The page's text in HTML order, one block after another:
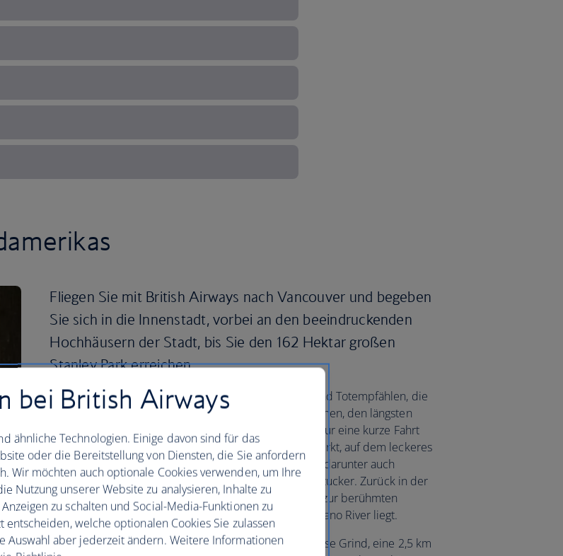
Fliegen Sie mit British Airways nach Vancouver und begeben
Sie sich in die Innenstadt, vorbei an den beeindruckenden
Hochhäusern der Stadt, bis Sie den 162 Hektar großen
Stanley Park erreichen.
Radeln Sie vorbei an Zedern, mächtigen Douglasien und Totempfählen, die
die berühmte, über 8 km lange Seawall des Parks säumen, den längsten
durchgängigen Uferweg der Welt. Von dort aus ist es nur eine kurze Fahrt
nach Granville Island mit dem großen überdachten Markt, auf dem leckeres
Streetfood und lokale Köstlichkeiten verkauft werden, darunter auch
Biberschwänze – ein flacher, frittierter Donut mit Zimtzucker. Zurück in der
Innenstadt fahren Sie mit dem Bus vom Canada Place zur berühmten
Capilano Suspension Bridge, die 70 m über dem Capilano River liegt.
Der nächste Ort ist Grouse Mountain, wo Sie den Grouse Grind, eine 2,5 km
bei British Airways
ähnliche Technologien. Einige davon sind für das
oder die Bereitstellung von Diensten, die Sie anfordern
Wir möchten auch optionale Cookies verwenden, um Ihre
Nutzung unserer Website zu analysieren, Inhalte zu
zu schalten und Social-Media-Funktionen zu
entscheiden, welche optionalen Cookies Sie zulassen
Auswahl aber jederzeit ändern. Weitere Informationen